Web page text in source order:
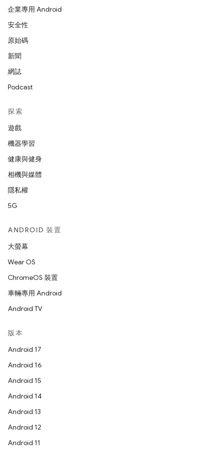
企業專用 Android
安全性
原始碼
新聞
網誌
Podcast
探索
遊戲
機器學習
健康與健身
相機與媒體
隱私權
5G
ANDROID 裝置
大螢幕
Wear OS
ChromeOS 裝置
車輛專用 Android
Android TV
版本
Android 17
Android 16
Android 15
Android 14
Android 13
Android 12
Android 11